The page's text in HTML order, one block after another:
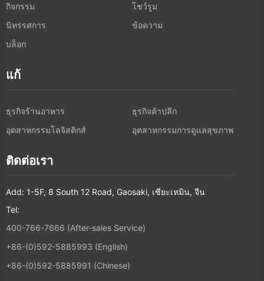
กิจกรรม
โชว์รูม
นิทรรศการ
ข้อความ
บล็อก
แก้
ธุรกิจร้านอาหาร
ธุรกิจค้าปลีก
อุตสาหกรรมโลจิสติกส์
อุตสาหกรรมการดูแลสุขภาพ
ติดต่อเรา
Add: 1-5F, 8 South 12 Road, Gaosaki, เซียะเหมิน, จีน
Tel:
400-766-7666 (After-sales Service)
+86-(0)592-5885993 (English)
+86-(0)592-5885991 (Chinese)